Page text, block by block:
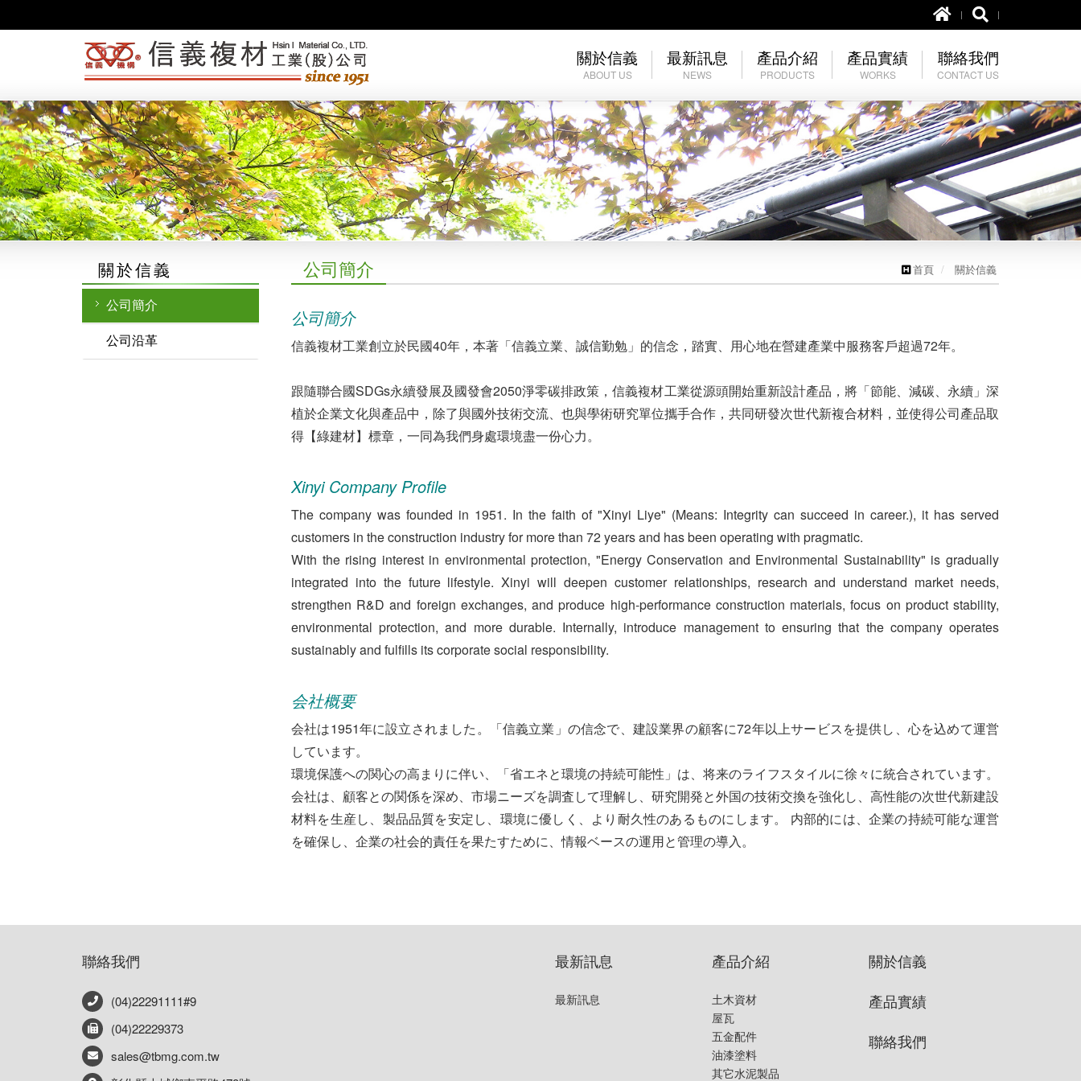
關於信義
ABOUT US
公司簡介
公司沿革
最新訊息
NEWS
最新訊息
產品介紹
PRODUCTS
土木資材
屋瓦
五金配件
油漆塗料
其它
產品實績
WORKS
塗料類
屋瓦類
聯絡我們
CONTACT US
聯絡我們
首頁 關於信義
關於信義
公司簡介
公司沿革
公司簡介
公司簡介
信義複材工業創立於民國40年，本著「信義立業、誠信勤勉」的信念，踏實、用心地在營建產業中服務客戶超過72年。
跟隨聯合國SDGs永續發展及國發會2050淨零碳排政策，信義複材工業從源頭開始重新設計產品，將「節能、減碳、永續」深
植於企業文化與產品中，除了與國外技術交流、也與學術研究單位攜手合作，共同研發次世代新複合材料，並使得公司產品取
得【綠建材】標章，一同為我們身處環境盡一份心力。
Xinyi Company Profile
The company was founded in 1951. In the faith of "Xinyi Liye" (Means: Integrity can succeed in career.), it has served
customers in the construction industry for more than 72 years and has been operating with pragmatic.
With the rising interest in environmental protection, "Energy Conservation and Environmental Sustainability" is gradually
integrated into the future lifestyle. Xinyi will deepen customer relationships, research and understand market needs,
strengthen R&D and foreign exchanges, and produce high-performance construction materials, focus on product stability,
environmental protection, and more durable. Internally, introduce management to ensuring that the company operates
sustainably and fulfills its corporate social responsibility.
会社概要
会社は1951年に設立されました。「信義立業」の信念で、建設業界の顧客に72年以上サービスを提供し、心を込めて運営
しています。
環境保護への関心の高まりに伴い、「省エネと環境の持続可能性」は、将来のライフスタイルに徐々に統合されています。
会社は、顧客との関係を深め、市場ニーズを調査して理解し、研究開発と外国の技術交換を強化し、高性能の次世代新建設
材料を生産し、製品品質を安定し、環境に優しく、より耐久性のあるものにします。 内部的には、企業の持続可能な運営
を確保し、企業の社会的責任を果たすために、情報ベースの運用と管理の導入。
聯絡我們
(04)22291111#9
(04)22229373
sales@tbmg.com.tw
最新訊息
最新訊息
產品介紹
土木資材
屋瓦
五金配件
油漆塗料
其它水泥製品
關於信義
產品實績
聯絡我們